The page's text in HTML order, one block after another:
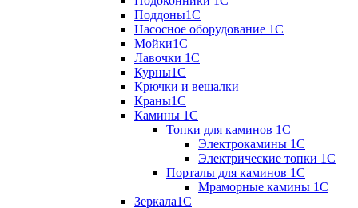
Поддоны1С
Насосное оборудование 1С
Мойки1С
Лавочки 1С
Курны1С
Крючки и вешалки
Краны1С
Камины 1C
Топки для каминов 1C
Электрокамины 1С
Электрические топки 1C
Порталы для каминов 1С
Мраморные камины 1C
Зеркала1С